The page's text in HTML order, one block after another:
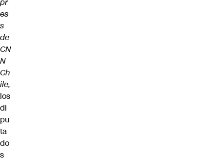
es
s
de
CN
N
Ch
ile,
los
di
pu
ta
do
s